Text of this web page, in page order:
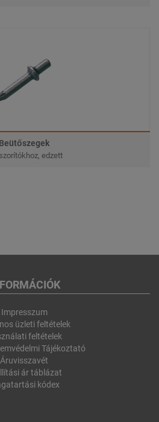
Beütőszegek
edzett
Impresszum
üzleti feltételek
feltételek
Tájékoztató
Áruvisszavét
ár táblázat
kódex